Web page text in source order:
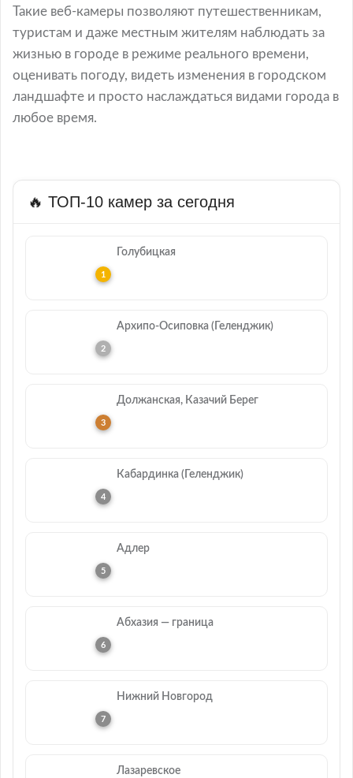
Такие веб-камеры позволяют путешественникам,
туристам и даже местным жителям наблюдать за
жизнью в городе в режиме реального времени,
оценивать погоду, видеть изменения в городском
ландшафте и просто наслаждаться видами города в
любое время.
🔥 ТОП-10 камер за сегодня
Голубицкая
Архипо-Осиповка (Геленджик)
Должанская, Казачий Берег
Кабардинка (Геленджик)
Адлер
Абхазия — граница
Нижний Новгород
Лазаревское